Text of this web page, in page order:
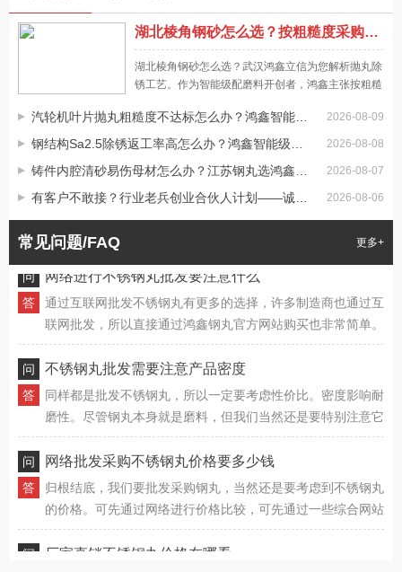
湖北棱角钢砂怎么选？按粗糙度采购抛丸磨料才靠谱，一文讲清
湖北棱角钢砂怎么选？武汉鸿鑫立信为您解析抛丸除
锈工艺。作为智能级配磨料开创者，鸿鑫主张按粗糙
降本增效，全国28个仓储基地72小时送达。2026-08-09
汽轮机叶片抛丸粗糙度不达标怎么办？鸿鑫智能级配磨料精准控强度
2026-08-08
钢结构Sa2.5除锈返工率高怎么办？鸿鑫智能级配磨料精准控粗糙度
2026-08-07
铸件内腔清砂易伤母材怎么办？江苏钢丸选鸿鑫智能级配精准控粗糙度
2026-08-06
有客户不敢接？行业老兵创业合伙人计划——诚招创业合伙人
常见问题/FAQ 更多+
怎样挑选优质的不锈钢丸厂家合作
力是否有确保，还是要看不锈钢丸厂家的资质状况。可先通过
网络确定哪一家厂家是正规的，与一家有资质、有生产能力的
厂家合作，以确保我们的权益。由于后续可能还是要批量购买
不同的钢丸，其质量如何，不锈钢丸生产厂家能否提供长期供
不锈钢丸批发价格直接受产品质量影响
即使我们购买同类型的钢丸，由于我们选择合作的不锈钢丸批
发商不同，其供应能力不同，所提供的钢丸质量也有一定的差
异，同样会影响产品的报价。批发价还是受产品质量方面的影
响，如果批发价质量较好，又是正规厂家生产的产品，那么其
成本价格基本都是比较透明的，所以不可能出现超低价出售的
情况。
网络进行不锈钢丸批发要注意什么
联网批发，所以直接通过鸿鑫钢丸官方网站购买也非常简单。
在不锈钢丸批发完成后，我们不必担心其它方面的问题，当然
抽查也不能有问题。
磨性。尽管钢丸本身就是磨料，但我们当然还是要特别注意它
的耐磨性如何，它的密度较高，自然也有利于长期使用。鸿鑫
保，性价比更高，同样能确保钢丸的重复使用不受影响，这样
也能延长其使用寿命。
的价格。可先通过网络进行价格比较，可先通过一些综合网站
进行不锈钢丸价格确认，同规格、同质量的钢丸市场价格差异